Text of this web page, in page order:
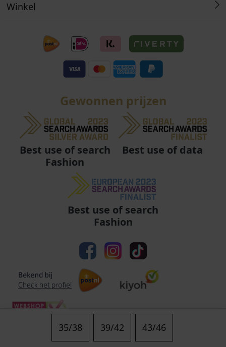
35/38 39/42 43/46
Winkel
Gewonnen prijzen
Best use of search
Fashion
Best use of data
Best use of search
Fashion
Algemene voorwaarden | Privacy |